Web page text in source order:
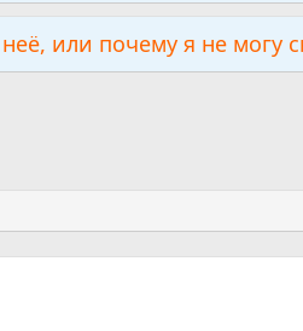
или почему я не могу